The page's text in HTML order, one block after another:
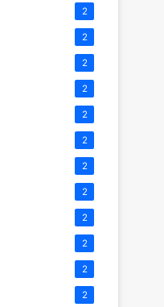
2
2
2
2
2
2
2
2
2
2
2
2